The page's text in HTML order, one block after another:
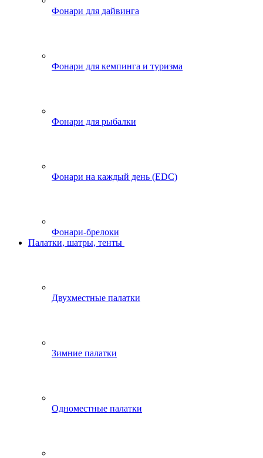
Фонари для дайвинга
Фонари для кемпинга и туризма
Фонари для рыбалки
Фонари на каждый день (EDC)
Фонари-брелоки
Палатки, шатры, тенты
Двухместные палатки
Зимние палатки
Одноместные палатки